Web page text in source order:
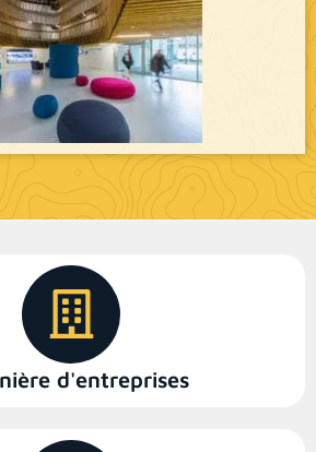
d'entreprises